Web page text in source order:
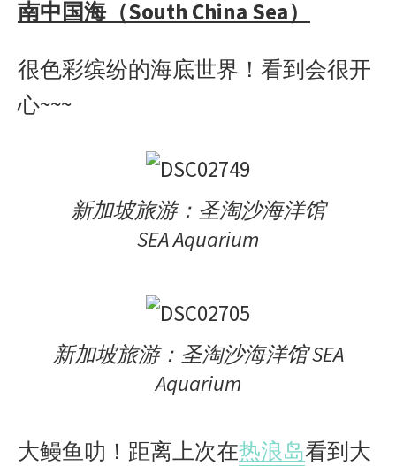
南中国海（South China Sea）
很色彩缤纷的海底世界！看到会很开
心~~~
新加坡旅游：圣淘沙海洋馆
SEA Aquarium
新加坡旅游：圣淘沙海洋馆 SEA
Aquarium
大鳗鱼叻！距离上次在热浪岛看到大